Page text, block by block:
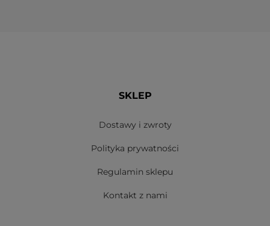
SKLEP
Dostawy i zwroty
Polityka prywatności
Regulamin sklepu
Kontakt z nami